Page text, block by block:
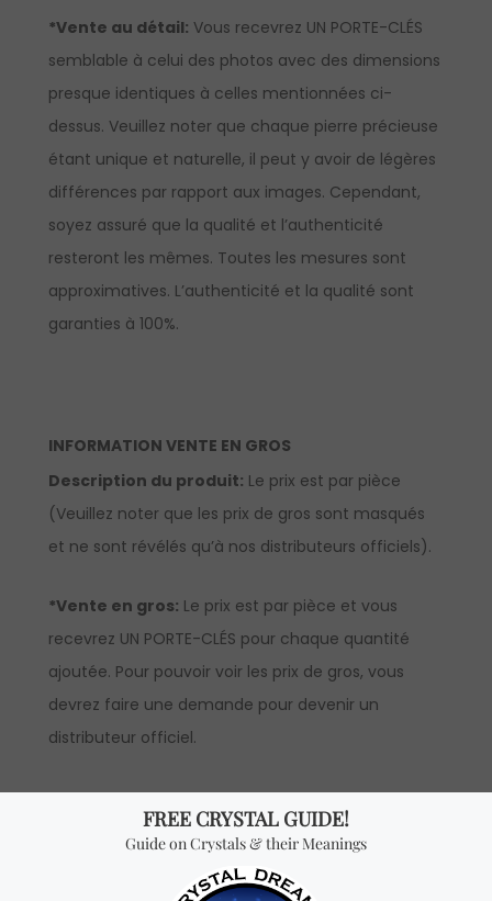
*Vente au détail: Vous recevrez UN PORTE-CLÉS
semblable à celui des photos avec des dimensions
presque identiques à celles mentionnées ci-
dessus. Veuillez noter que chaque pierre précieuse
étant unique et naturelle, il peut y avoir de légères
différences par rapport aux images. Cependant,
soyez assuré que la qualité et l’authenticité
resteront les mêmes. Toutes les mesures sont
approximatives. L’authenticité et la qualité sont
garanties à 100%.
INFORMATION VENTE EN GROS
Description du produit: Le prix est par pièce
(Veuillez noter que les prix de gros sont masqués
et ne sont révélés qu’à nos distributeurs officiels).
*Vente en gros: Le prix est par pièce et vous
recevrez UN PORTE-CLÉS pour chaque quantité
ajoutée. Pour pouvoir voir les prix de gros, vous
devrez faire une demande pour devenir un
distributeur officiel.
Vous cherchez quelque
chose de spécial? Jetez